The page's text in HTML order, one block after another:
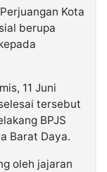
Kota
berupa
11 Juni
tersebut
BPJS
Barat Daya.
oleh jajaran